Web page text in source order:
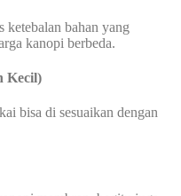
ketebalan bahan yang
kanopi berbeda.
Kecil)
bisa di sesuaikan dengan